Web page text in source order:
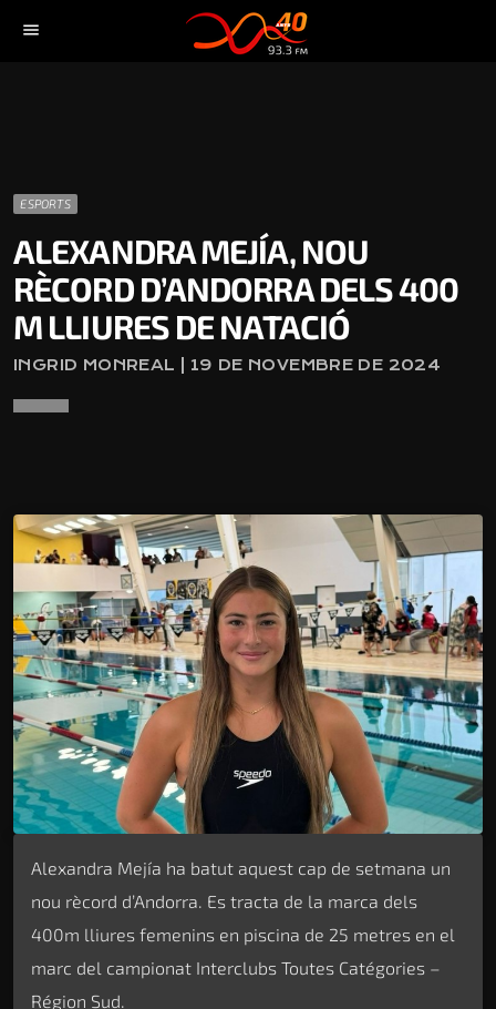
menu
ESPORTS
ALEXANDRA MEJÍA, NOU
RÈCORD D’ANDORRA DELS 400
M LLIURES DE NATACIÓ
INGRID MONREAL | 19 DE NOVEMBRE DE 2024
Alexandra Mejía ha batut aquest cap de setmana un
nou rècord d’Andorra. Es tracta de la marca dels
400m lliures femenins en piscina de 25 metres en el
marc del campionat Interclubs Toutes Catégories –
Région Sud.